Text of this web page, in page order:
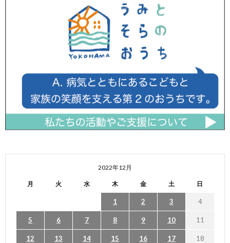
2022年12月
月 火 水 木 金 土 日
1 2 3 4
5 6 7 8 9 10 11
12 13 14 15 16 17 18